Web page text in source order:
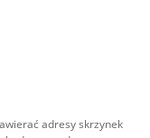
adresy skrzynek